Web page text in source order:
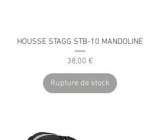
HOUSSE STAGG STB-10 MANDOLINE
Prix
38,00 €
Rupture de stock